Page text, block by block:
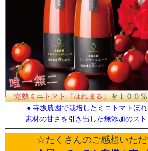
● 寺坂農園で栽培したミニトマトほれ
素材の甘さを引き出した無添加のスト
☆たくさんのご感想いただ